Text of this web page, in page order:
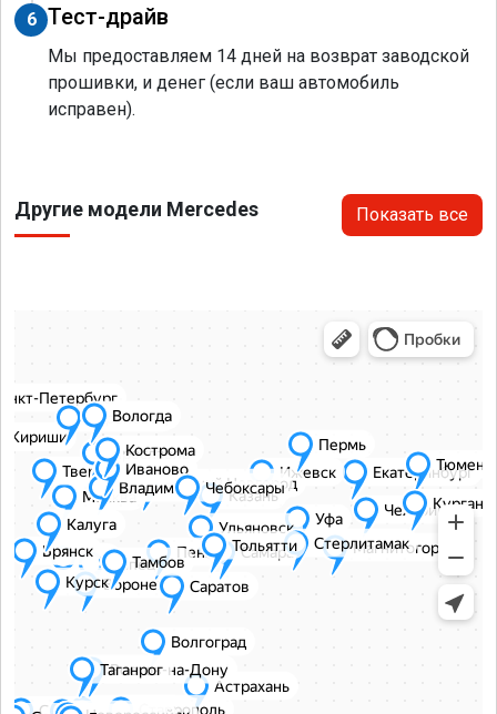
6 Тест-драйв
Мы предоставляем 14 дней на возврат заводской
прошивки, и денег (если ваш автомобиль
исправен).
Другие модели Mercedes Показать все